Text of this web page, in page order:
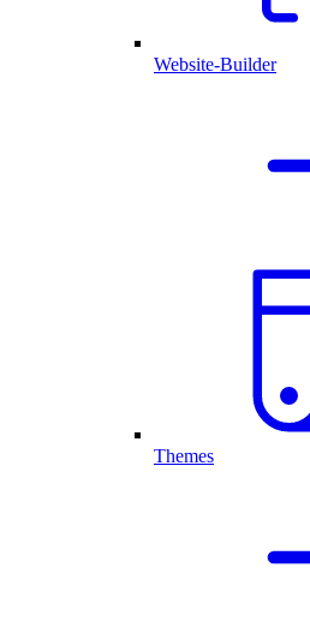
Website-Builder
Themes